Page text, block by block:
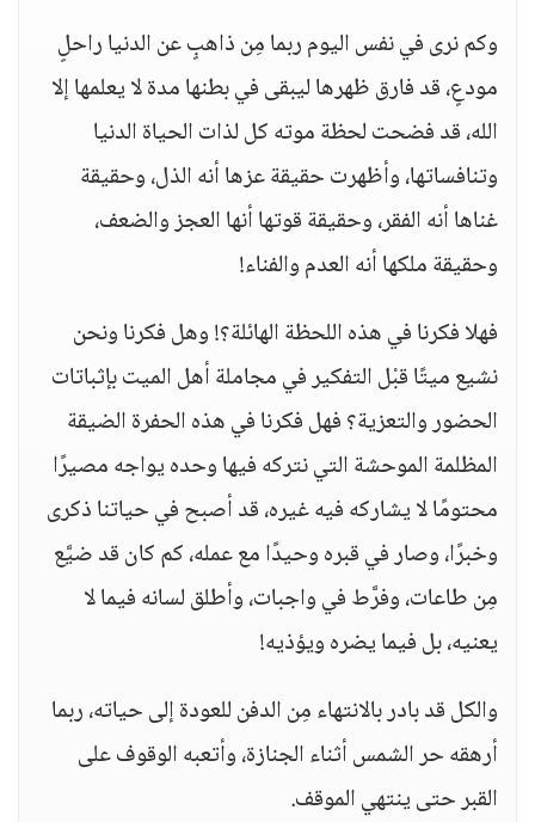
وكم نرى في نفس اليوم ربما مِن ذاهبٍ عن الدنيا راحلٍ
مودعٍ، قد فارق ظهرها ليبقى في بطنها مدة لا يعلمها إلا
الله، قد فضحت لحظة موته كل لذات الحياة الدنيا
وتنافساتها، وأظهرت حقيقة عزها أنه الذل، وحقيقة
غناها أنه الفقر، وحقيقة قوتها أنها العجز والضعف،
وحقيقة ملكها أنه العدم والفناء!
فهلا فكرنا في هذه اللحظة الهائلة؟! وهل فكرنا ونحن
نشيع ميتًا قبْل التفكير في مجاملة أهل الميت بإثباتات
الحضور والتعزية؟ فهل فكرنا في هذه الحفرة الضيقة
المظلمة الموحشة التي نتركه فيها وحده يواجه مصيرًا
محتومًا لا يشاركه فيه غيره، قد أصبح في حياتنا ذكرى
وخبرًا، وصار في قبره وحيدًا مع عمله، كم كان قد ضيَّع
مِن طاعات، وفرَّط في واجبات، وأطلق لسانه فيما لا
يعنيه، بل فيما يضره ويؤذيه!
والكل قد بادر بالانتهاء مِن الدفن للعودة إلى حياته، ربما
أرهقه حر الشمس أثناء الجنازة، وأتعبه الوقوف على
القبر حتى ينتهي الموقف.